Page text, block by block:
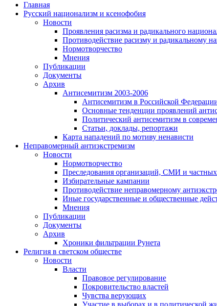
Главная
Русский национализм и ксенофобия
Новости
Проявления расизма и радикального
Противодействие расизму и радикальному
Нормотворчество
Мнения
Публикации
Документы
Архив
Антисемитизм 2003-2006
Антисемитизм в Российской
Основные тенденции проявлений
Политический антисемитизм в
Статьи, доклады, репортажи
Карта нападений по мотиву ненависти
Неправомерный антиэкстремизм
Новости
Нормотворчество
Преследования организаций, СМИ и
Избирательные кампании
Противодействие неправомерному
Иные государственные и общественные
Мнения
Публикации
Документы
Архив
Хроники фильтрации Рунета
Религия в светском обществе
Новости
Власти
Правовое регулирование
Покровительство властей
Чувства верующих